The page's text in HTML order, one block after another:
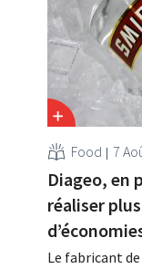
Food 7
Diageo, en
réaliser
Le fabricant